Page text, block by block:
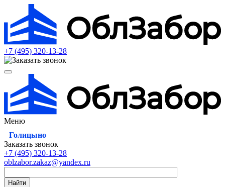
+7 (495) 320-13-28
Меню
Голицыно
Заказать звонок
+7 (495) 320-13-28
oblzabor.zakaz@yandex.ru
Найти